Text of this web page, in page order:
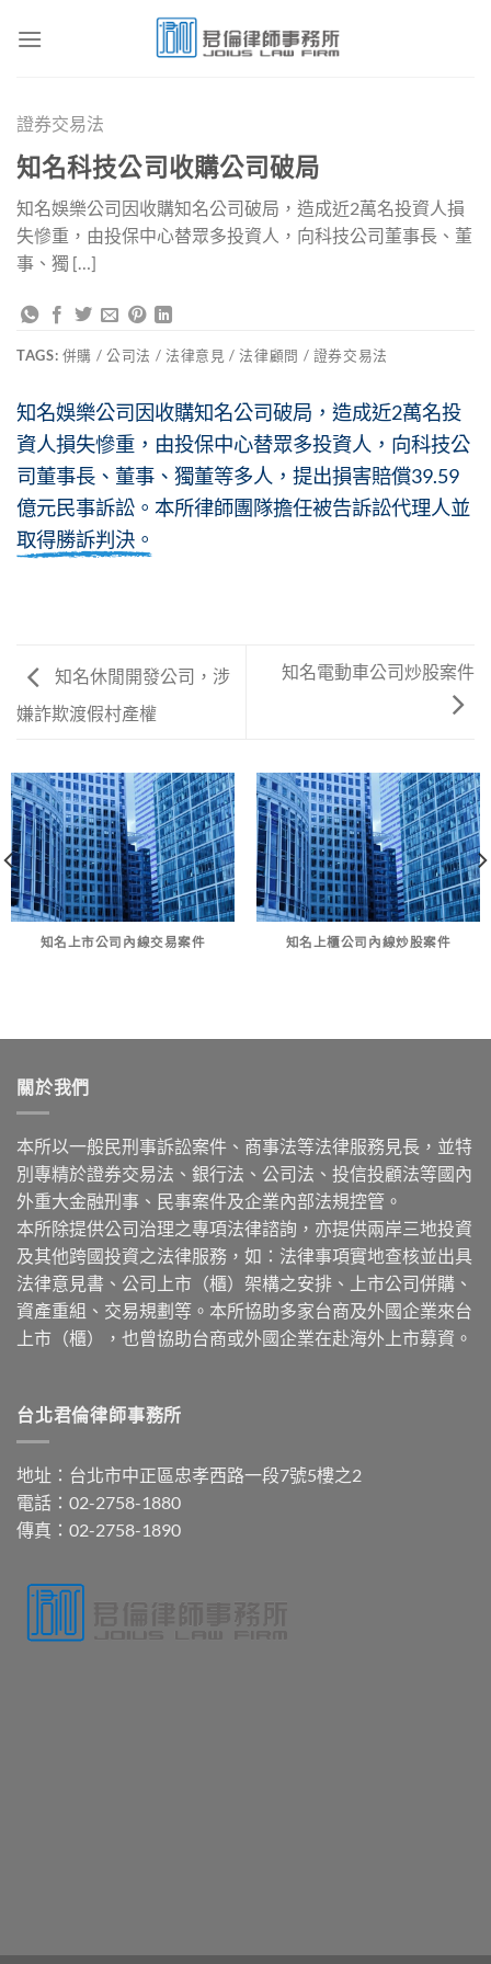
證券交易法
知名科技公司收購公司破局
知名娛樂公司因收購知名公司破局，造成近2萬名投資人損
失慘重，由投保中心替眾多投資人，向科技公司董事長、董
事、獨 […]
TAGS: 併購 / 公司法 / 法律意見 / 法律顧問 / 證券交易法
知名娛樂公司因收購知名公司破局，造成近2萬名投
資人損失慘重，由投保中心替眾多投資人，向科技公
司董事長、董事、獨董等多人，提出損害賠償39.59
億元民事訴訟。本所律師團隊擔任被告訴訟代理人並
取得勝訴判決。
知名休閒開發公司，涉
嫌詐欺渡假村產權
知名電動車公司炒股案件
知名上市公司內線交易案件 知名上櫃公司內線炒股案件
關於我們
本所以一般民刑事訴訟案件、商事法等法律服務見長，並特
別專精於證券交易法、銀行法、公司法、投信投顧法等國內
外重大金融刑事、民事案件及企業內部法規控管。
本所除提供公司治理之專項法律諮詢，亦提供兩岸三地投資
及其他跨國投資之法律服務，如：法律事項實地查核並出具
法律意見書、公司上市（櫃）架構之安排、上市公司併購、
資產重組、交易規劃等。本所協助多家台商及外國企業來台
上市（櫃），也曾協助台商或外國企業在赴海外上市募資。
台北君倫律師事務所
地址：台北市中正區忠孝西路一段7號5樓之2
電話：02-2758-1880
傳真：02-2758-1890